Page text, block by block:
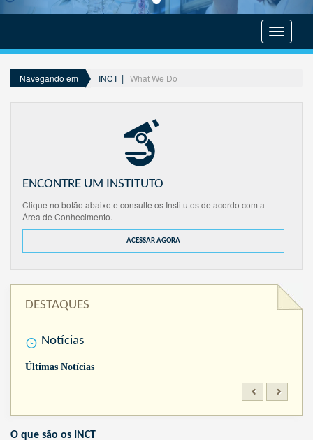
menu
Navegando em INCT What We Do
ENCONTRE UM INSTITUTO
Clique no botão abaixo e consulte os Institutos de acordo com a
Área de Conhecimento.
ACESSAR AGORA
DESTAQUES
Notícias
Últimas Notícias
O que são os INCT